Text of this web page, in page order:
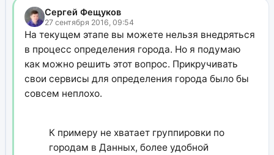
Сергей Фещуков
27 сентября 2016, 09:54
На текущем этапе вы можете нельзя внедряться
в процесс определения города. Но я подумаю
как можно решить этот вопрос. Прикручивать
свои сервисы для определения города было бы
совсем неплохо.
К примеру не хватает группировки по
городам в Данных, более удобной